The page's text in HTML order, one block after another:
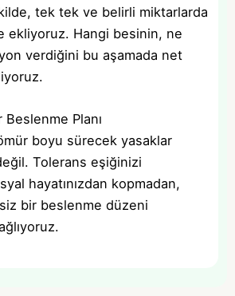
tek tek ve belirli miktarlarda
ekliyoruz. Hangi besinin, ne
verdiğini bu aşamada net
Planı
boyu sürecek yasaklar
Tolerans eşiğinizi
hayatınızdan kopmadan,
bir beslenme düzeni